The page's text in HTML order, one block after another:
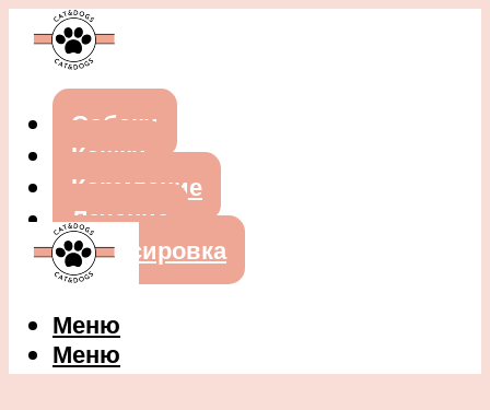
Собаки
Кошки
Кормление
Лечение
Дрессировка
Меню
Меню